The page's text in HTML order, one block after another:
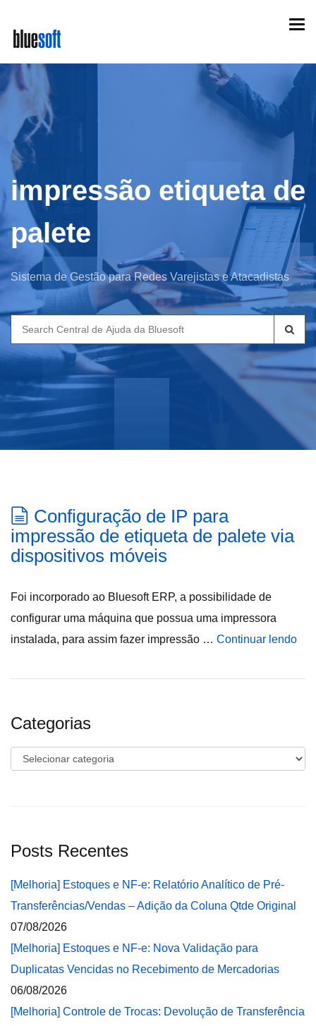
main
content
impressão etiqueta de
palete
Sistema de Gestão para Redes Varejistas e Atacadistas
Search
for:
Configuração de IP para
impressão de etiqueta de palete via
dispositivos móveis
Foi incorporado ao Bluesoft ERP, a possibilidade de
configurar uma máquina que possua uma impressora
instalada, para assim fazer impressão … Continuar lendo
Categorias
Categorias
Posts Recentes
[Melhoria] Estoques e NF-e: Relatório Analítico de Pré-
Transferências/Vendas – Adição da Coluna Qtde Original
07/08/2026
[Melhoria] Estoques e NF-e: Nova Validação para
Duplicatas Vencidas no Recebimento de Mercadorias
06/08/2026
[Melhoria] Controle de Trocas: Devolução de Transferência